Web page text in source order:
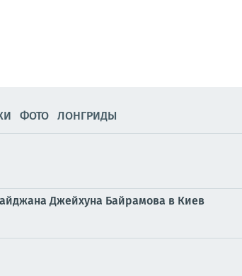
ФОТО ЛОНГРИДЫ
Джейхуна Байрамова в Киев